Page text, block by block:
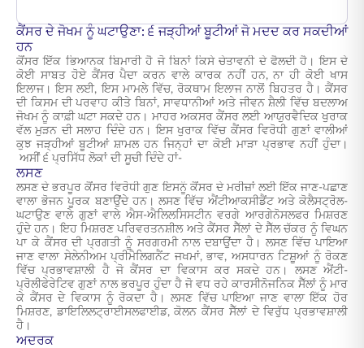
ਕੈਂਸਰ ਦੇ ਜੋਖਮ ਨੂੰ ਘਟਾਉਣਾ: ੬ ਜੜ੍ਹੀਆਂ ਬੂਟੀਆਂ ਜੋ ਮਦਦ ਕਰ ਸਕਦੀਆਂ
ਹਨ
ਕੈਂਸਰ ਇੱਕ ਭਿਆਨਕ ਬਿਮਾਰੀ ਹੈ ਜੋ ਬਿਨਾਂ ਕਿਸੇ ਚੇਤਾਵਨੀ ਦੇ ਫੈਲਦੀ ਹੈ। ਇਸ ਦੇ
ਕੋਈ ਸਾਬਤ ਹੋਏ ਕੈਂਸਰ ਪੈਦਾ ਕਰਨ ਵਾਲੇ ਕਾਰਕ ਨਹੀਂ ਹਨ, ਨਾ ਹੀ ਕੋਈ ਖਾਸ
ਇਲਾਜ। ਇਸ ਲਈ, ਇਸ ਮਾਮਲੇ ਵਿੱਚ, ਰੋਕਥਾਮ ਇਲਾਜ ਨਾਲੋਂ ਬਿਹਤਰ ਹੈ। ਕੈਂਸਰ
ਦੀ ਕਿਸਮ ਦੀਪਰਵਾਹ ਕੀਤੇ ਬਿਨਾਂ, ਸਾਵਧਾਨੀਆਂ ਅਤੇ ਜੀਵਨ ਸ਼ੈਲੀ ਵਿੱਚ ਬਦਲਾਅ
ਜੋਖਮ ਨੂੰ ਕਾਫ਼ੀ ਘਟਾ ਸਕਦੇ ਹਨ। ਮਾਹਰ ਅਕਸਰਕੈਂਸਰ ਲਈ ਆਯੁਰਵੈਦਿਕ ਖੁਰਾਕ
ਵੱਲ ਮੁੜਨ ਦੀ ਸਲਾਹ ਦਿੰਦੇ ਹਨ। ਇਸ ਖੁਰਾਕ ਵਿੱਚ ਕੈਂਸਰ ਵਿਰੋਧੀ ਗੁਣਾਂਵਾਲੀਆਂ
ਕੁਝ ਜੜ੍ਹੀਆਂ ਬੂਟੀਆਂ ਸ਼ਾਮਲ ਹਨ ਜਿਨ੍ਹਾਂ ਦਾ ਕੋਈ ਮਾੜਾ ਪ੍ਰਭਾਵ ਨਹੀਂ ਹੁੰਦਾ।
ਅਸੀਂ ੬ ਪ੍ਰਸਿੱਧ ਲੋਕਾਂ ਦੀ ਸੂਚੀ ਦਿੰਦੇ ਹਾਂ-
ਲਸਣ
ਲਸਣ ਦੇ ਭਰਪੂਰਕੈਂਸਰ ਵਿਰੋਧੀ ਗੁਣਇਸਨੂੰ ਕੈਂਸਰ ਦੇ ਮਰੀਜ਼ਾਂ ਲਈ ਇੱਕ ਜਾਣ-ਪਛਾਣ
ਵਾਲਾ ਭੋਜਨ ਪੂਰਕ ਬਣਾਉਂਦੇ ਹਨ। ਲਸਣ ਵਿੱਚ ਐਂਟੀਆਕਸੀਡੈਂਟ ਅਤੇ ਕੋਲੈਸਟ੍ਰੋਲ-
ਘਟਾਉਣ ਵਾਲੇ ਗੁਣਾਂ ਵਾਲੇ ਐਸ-ਐਲਿਲਸਿਸਟੀਨ ਵਰਗੇ ਆਰਗੇਨੋਸਲਫਰ ਮਿਸ਼ਰਣ
ਹੁੰਦੇ ਹਨ। ਇਹ ਮਿਸ਼ਰਣ ਪਰਿਵਰਤਨਸ਼ੀਲ ਅਤੇ ਕੈਂਸਰ ਸੈੱਲਾਂ ਦੇ ਸੈੱਲ ਚੱਕਰ ਨੂੰ ਵਿਘਨ
ਪਾ ਕੇ ਕੈਂਸਰ ਦੀ ਪ੍ਰਗਤੀ ਨੂੰ ਸਰਗਰਮੀ ਨਾਲ ਦਬਾਉਂਦਾ ਹੈ। ਲਸਣ ਵਿੱਚ ਪਾਇਆ
ਜਾਣ ਵਾਲਾ ਸੇਲੇਨੀਅਮ ਪ੍ਰੀਮੈਲਿਗਨੈਂਟ ਜਖਮਾਂ, ਭਾਵ, ਅਸਧਾਰਨ ਟਿਸ਼ੂਆਂ ਨੂੰ ਰੋਕਣ
ਵਿੱਚ ਪ੍ਰਭਾਵਸ਼ਾਲੀ ਹੈ ਜੋ ਕੈਂਸਰ ਦਾ ਵਿਕਾਸ ਕਰ ਸਕਦੇ ਹਨ। ਲਸਣ ਐਂਟੀ-
ਪ੍ਰੋਲੀਫੇਰੇਟਿਵ ਗੁਣਾਂ ਨਾਲ ਭਰਪੂਰ ਹੁੰਦਾ ਹੈ ਜੋ ਵਧ ਰਹੇ ਕਾਰਸੀਨੋਜਨਿਕ ਸੈੱਲਾਂ ਨੂੰ ਮਾਰ
ਕੇ ਕੈਂਸਰ ਦੇ ਵਿਕਾਸ ਨੂੰ ਰੋਕਦਾ ਹੈ। ਲਸਣ ਵਿੱਚ ਪਾਇਆ ਜਾਣ ਵਾਲਾ ਇੱਕ ਹੋਰ
ਮਿਸ਼ਰਣ, ਡਾਇਲਿਲਟ੍ਰਾਈਸਲਫਾਈਡ, ਕੋਲਨ ਕੈਂਸਰ ਸੈੱਲਾਂ ਦੇ ਵਿਰੁੱਧ ਪ੍ਰਭਾਵਸ਼ਾਲੀ
ਹੈ।
ਅਦਰਕ